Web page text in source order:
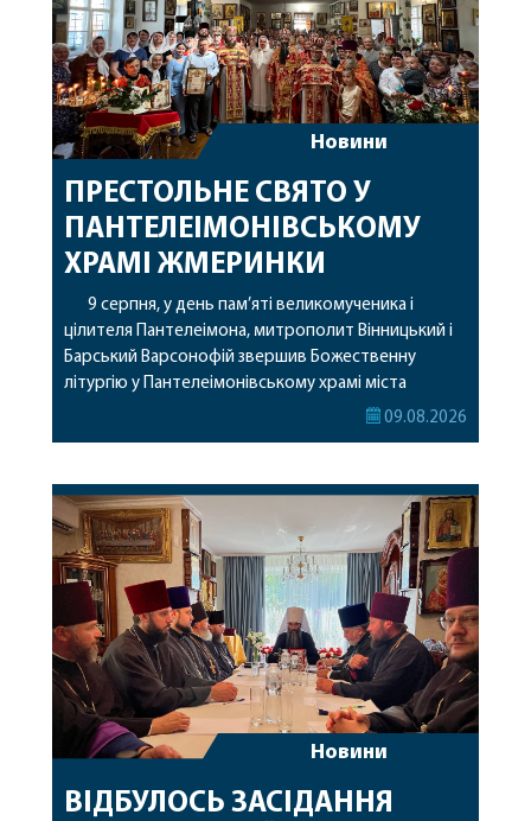
Новини
ПРЕСТОЛЬНЕ СВЯТО У
ПАНТЕЛЕІМОНІВСЬКОМУ
ХРАМІ ЖМЕРИНКИ
9 серпня, у день пам’яті великомученика і
цілителя Пантелеімона, митрополит Вінницький і
Барський Варсонофій звершив Божественну
літургію у Пантелеімонівському храмі міста
Жмеринки. Перед початком богослужіння
часткою її святих мощей. Митрополиту
Варсонофію співслужили секретар єпархії
архімандрит Єнох (Торак), благочинний
Жмеринського округу протоієрей Ярослав
Коромчевський, клірики […]
09.08.2026
Новини
ВІДБУЛОСЬ ЗАСІДАННЯ